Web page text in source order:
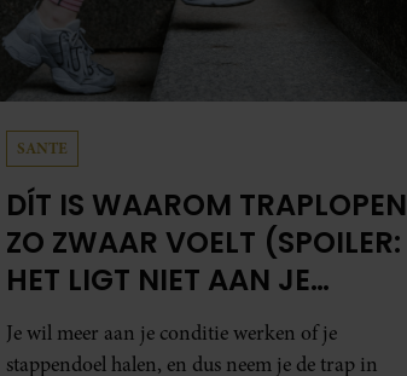
SANTE
DÍT IS WAAROM TRAPLOPEN
ZO ZWAAR VOELT (SPOILER:
HET LIGT NIET AAN JE
CONDITIE)
Je wil meer aan je conditie werken of je
stappendoel halen, en dus neem je de trap in